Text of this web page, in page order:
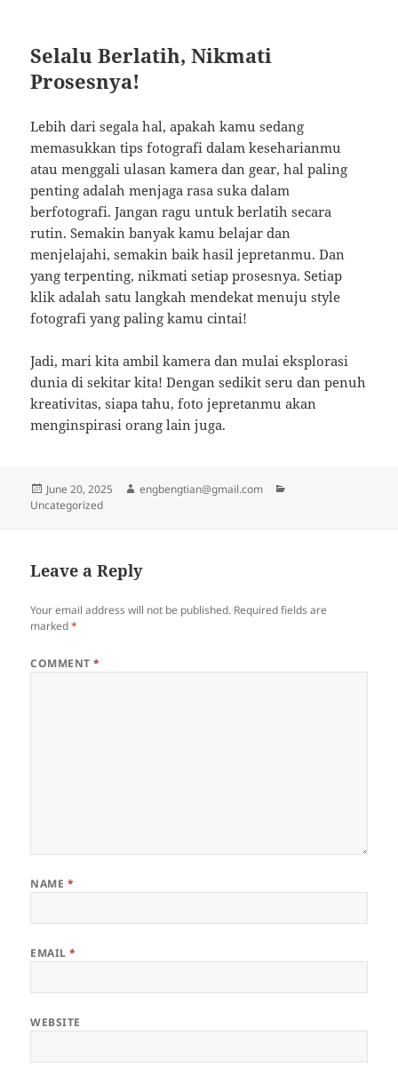
Selalu Berlatih, Nikmati
Prosesnya!
Lebih dari segala hal, apakah kamu sedang
memasukkan tips fotografi dalam keseharianmu
atau menggali ulasan kamera dan gear, hal paling
penting adalah menjaga rasa suka dalam
berfotografi. Jangan ragu untuk berlatih secara
rutin. Semakin banyak kamu belajar dan
menjelajahi, semakin baik hasil jepretanmu. Dan
yang terpenting, nikmati setiap prosesnya. Setiap
klik adalah satu langkah mendekat menuju style
fotografi yang paling kamu cintai!
Jadi, mari kita ambil kamera dan mulai eksplorasi
dunia di sekitar kita! Dengan sedikit seru dan penuh
kreativitas, siapa tahu, foto jepretanmu akan
menginspirasi orang lain juga.
Posted
on
June 20, 2025 Author
engbengtian@gmail.com
Uncategorized
Leave a Reply
Your email address will not be published. Required fields are
marked*
COMMENT*
NAME *
EMAIL*
WEBSITE